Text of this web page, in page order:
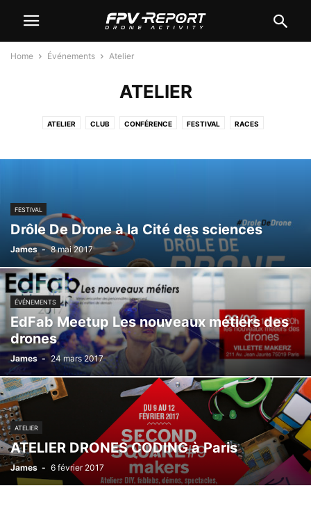
Home Événements Atelier
ATELIER
ATELIER CLUB CONFÉRENCE FESTIVAL RACES
FESTIVAL
Drôle De Drone à la Cité des sciences
James - 8 mai 2017
ÉVÉNEMENTS
EdFab Meetup Les nouveaux métiers des
drones
James - 24 mars 2017
ATELIER
ATELIER DRONES CODING à Paris
James - 6 février 2017